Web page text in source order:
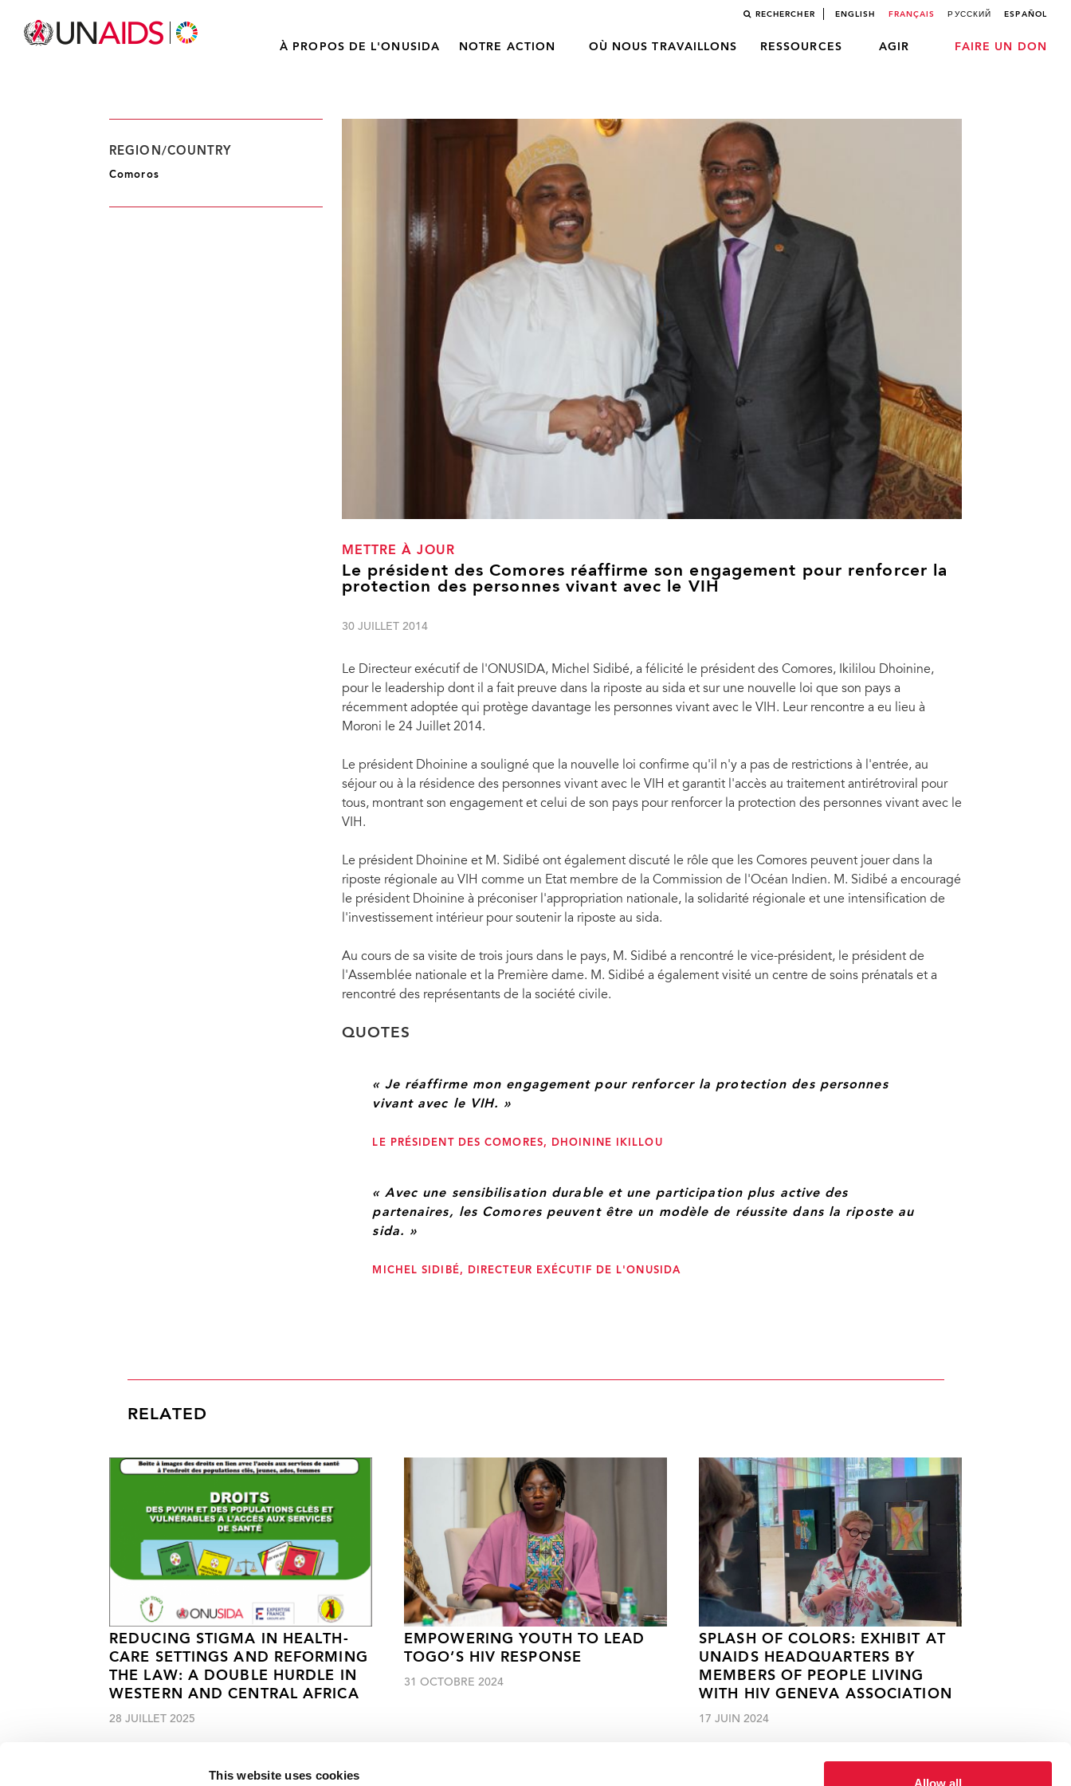
This website uses cookies
Allow all
RECHERCHER ENGLISH FRANÇAIS РУССКИЙ ESPAÑOL
À PROPOS DE L'ONUSIDA NOTRE ACTION OÙ NOUS TRAVAILLONS RESSOURCES AGIR FAIRE UN DON
Le Directeur exécutif de l'ONUSIDA, Michel Sidibé, a félicité le président des Comores, Ikililou Dhoinine, pour le leadership dont il a fait preuve
dans la riposte au sida et sur une nouvelle loi que son pays a récemment adoptée qui protège davantage les personnes vivant avec le VIH. Leur
METTRE À JOUR
Le président des Comores réaffirme son engagement pour renforcer la
protection des personnes vivant avec le VIH
30 JUILLET 2014
Le Directeur exécutif de l'ONUSIDA, Michel Sidibé, a félicité le président des Comores, Ikililou Dhoinine,
pour le leadership dont il a fait preuve dans la riposte au sida et sur une nouvelle loi que son pays a
récemment adoptée qui protège davantage les personnes vivant avec le VIH. Leur rencontre a eu lieu à
Moroni le 24 Juillet 2014.
Le président Dhoinine a souligné que la nouvelle loi confirme qu'il n'y a pas de restrictions à l'entrée, au
séjour ou à la résidence des personnes vivant avec le VIH et garantit l'accès au traitement antirétroviral pour
tous, montrant son engagement et celui de son pays pour renforcer la protection des personnes vivant avec le
VIH.
Le président Dhoinine et M. Sidibé ont également discuté le rôle que les Comores peuvent jouer dans la
riposte régionale au VIH comme un Etat membre de la Commission de l'Océan Indien. M. Sidibé a encouragé
le président Dhoinine à préconiser l'appropriation nationale, la solidarité régionale et une intensification de
l'investissement intérieur pour soutenir la riposte au sida.
Au cours de sa visite de trois jours dans le pays, M. Sidibé a rencontré le vice-président, le président de
l'Assemblée nationale et la Première dame. M. Sidibé a également visité un centre de soins prénatals et a
rencontré des représentants de la société civile.
QUOTES
« Je réaffirme mon engagement pour renforcer la protection des personnes
vivant avec le VIH. »
LE PRÉSIDENT DES COMORES, DHOININE IKILLOU
« Avec une sensibilisation durable et une participation plus active des
partenaires, les Comores peuvent être un modèle de réussite dans la riposte au
sida. »
MICHEL SIDIBÉ, DIRECTEUR EXÉCUTIF DE L'ONUSIDA
REGION/COUNTRY
Comoros
RELATED
REDUCING STIGMA IN HEALTH-
CARE SETTINGS AND REFORMING
THE LAW: A DOUBLE HURDLE IN
WESTERN AND CENTRAL AFRICA
28 JUILLET 2025
EMPOWERING YOUTH TO LEAD
TOGO’S HIV RESPONSE
31 OCTOBRE 2024
SPLASH OF COLORS: EXHIBIT AT
UNAIDS HEADQUARTERS BY
MEMBERS OF PEOPLE LIVING
WITH HIV GENEVA ASSOCIATION
17 JUIN 2024